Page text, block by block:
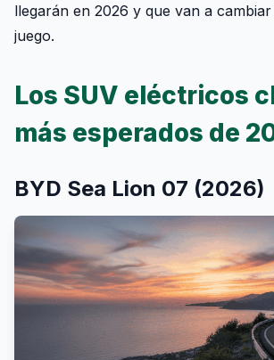
llegarán en 2026 y que van a
juego.
Los SUV eléctricos
más esperados de
BYD Sea Lion 07 (2026)